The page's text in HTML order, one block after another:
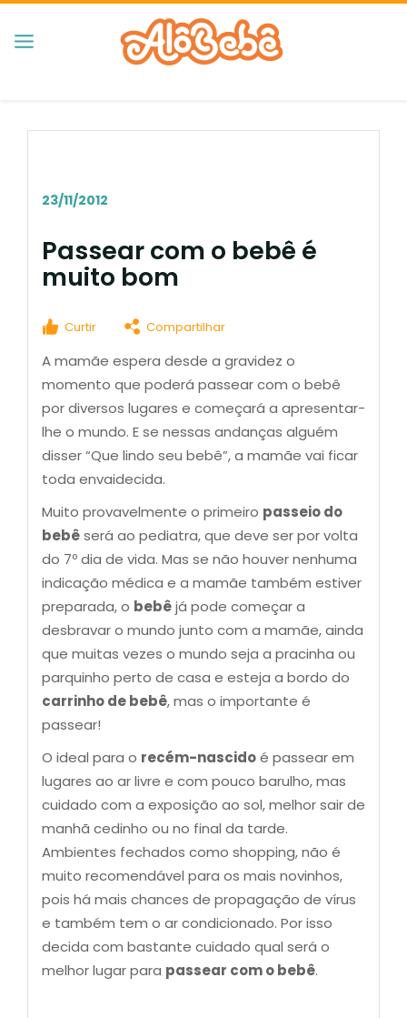
23/11/2012
Passear com o bebê é
muito bom
Curtir Compartilhar
A mamãe espera desde a gravidez o
momento que poderá passear com o bebê
por diversos lugares e começará a apresentar-
lhe o mundo. E se nessas andanças alguém
disser “Que lindo seu bebê”, a mamãe vai ficar
toda envaidecida.
Muito provavelmente o primeiro passeio do
bebêserá ao pediatra, que deve ser por volta
do 7º dia de vida. Mas se não houver nenhuma
indicação médica e a mamãe também estiver
preparada, o bebêjá pode começar a
desbravar o mundo junto com a mamãe, ainda
que muitas vezes o mundo seja a pracinha ou
parquinho perto de casa e esteja a bordo do
carrinho de bebê, mas o importante é
passear!
O ideal para o recém-nascidoé passear em
lugares ao ar livre e com pouco barulho, mas
cuidado com a exposição ao sol, melhor sair de
manhã cedinho ou no final da tarde.
Ambientes fechados como shopping, não é
muito recomendável para os mais novinhos,
pois há mais chances de propagação de vírus
e também tem o ar condicionado. Por isso
decida com bastante cuidado qual será o
melhor lugar para passear com o bebê.